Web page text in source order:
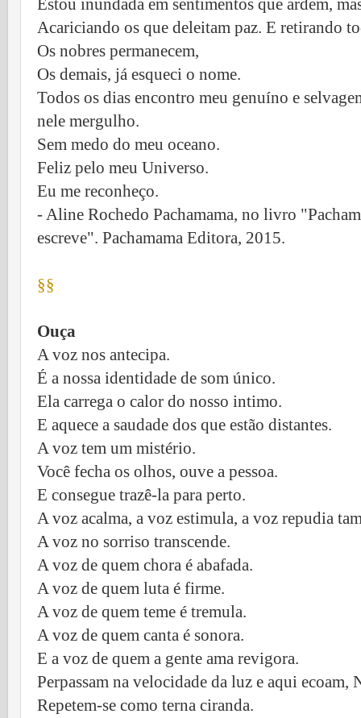
Estou inundada em sentimentos que ardem,
Acariciando os que deleitam paz. E retirando
Os nobres permanecem,
Os demais, já esqueci o nome.
Todos os dias encontro meu genuíno e
nele mergulho.
Sem medo do meu oceano.
Feliz pelo meu Universo.
Eu me reconheço.
- Aline Rochedo Pachamama, no livro
escreve". Pachamama Editora, 2015.
§§
Ouça
A voz nos antecipa.
É a nossa identidade de som único.
Ela carrega o calor do nosso intimo.
E aquece a saudade dos que estão distantes.
A voz tem um mistério.
Você fecha os olhos, ouve a pessoa.
E consegue trazê-la para perto.
A voz acalma, a voz estimula, a voz repudia
A voz no sorriso transcende.
A voz de quem chora é abafada.
A voz de quem luta é firme.
A voz de quem teme é tremula.
A voz de quem canta é sonora.
E a voz de quem a gente ama revigora.
Perpassam na velocidade da luz e aqui ecoam,
Repetem-se como terna ciranda.